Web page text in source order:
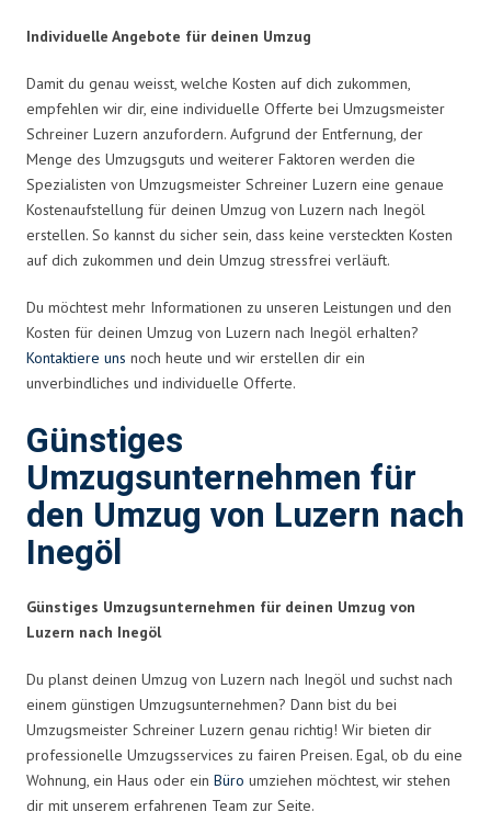
Individuelle Angebote für deinen Umzug
Damit du genau weisst, welche Kosten auf dich zukommen,
empfehlen wir dir, eine individuelle Offerte bei Umzugsmeister
Schreiner Luzern anzufordern. Aufgrund der Entfernung, der
Menge des Umzugsguts und weiterer Faktoren werden die
Spezialisten von Umzugsmeister Schreiner Luzern eine genaue
Kostenaufstellung für deinen Umzug von Luzern nach Inegöl
erstellen. So kannst du sicher sein, dass keine versteckten Kosten
auf dich zukommen und dein Umzug stressfrei verläuft.
Du möchtest mehr Informationen zu unseren Leistungen und den
Kosten für deinen Umzug von Luzern nach Inegöl erhalten?
Kontaktiere uns noch heute und wir erstellen dir ein
unverbindliches und individuelle Offerte.
Günstiges
Umzugsunternehmen für
den Umzug von Luzern nach
Inegöl
Günstiges Umzugsunternehmen für deinen Umzug von
Luzern nach Inegöl
Du planst deinen Umzug von Luzern nach Inegöl und suchst nach
einem günstigen Umzugsunternehmen? Dann bist du bei
Umzugsmeister Schreiner Luzern genau richtig! Wir bieten dir
professionelle Umzugsservices zu fairen Preisen. Egal, ob du eine
Wohnung, ein Haus oder ein Büro umziehen möchtest, wir stehen
dir mit unserem erfahrenen Team zur Seite.